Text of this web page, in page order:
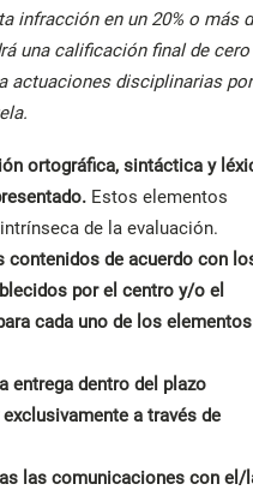
infracción en un 20% o más
una calificación final de cero
actuaciones disciplinarias por
ortográfica, sintáctica y
Estos elementos
de la evaluación.
contenidos de acuerdo con
por el centro y/o el
cada uno de los
entrega dentro del plazo
a través de
las comunicaciones con el/